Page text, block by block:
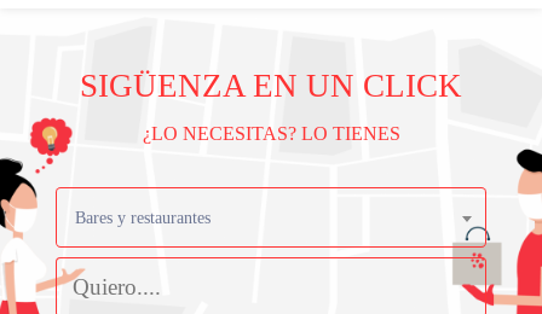
SIGÜENZA EN UN CLICK
¿LO NECESITAS? LO TIENES
Bares y restaurantes